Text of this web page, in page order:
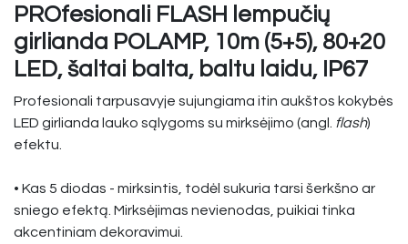
PROfesionali FLASH lempučių
girlianda POLAMP, 10m (5+5), 80+20
LED, šaltai balta, baltu laidu, IP67
Profesionali tarpusavyje sujungiama itin aukštos kokybės
LED girlianda lauko sąlygoms su mirksėjimo (angl. flash)
efektu.
• Kas 5 diodas - mirksintis, todėl sukuria tarsi šerkšno ar
sniego efektą. Mirksėjimas nevienodas, puikiai tinka
akcentiniam dekoravimui.